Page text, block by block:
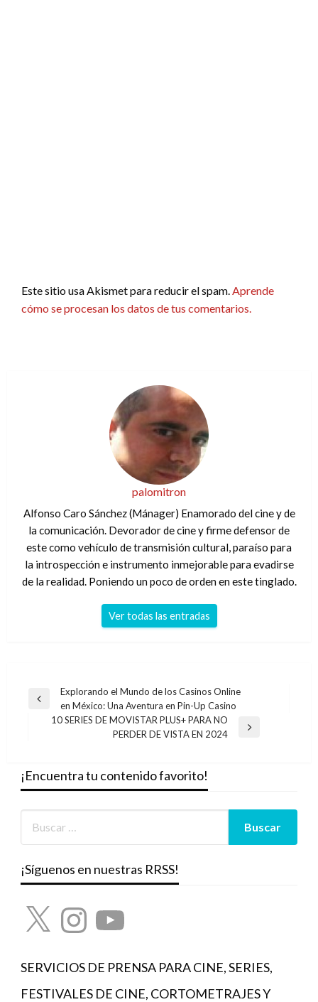
Este sitio usa Akismet para reducir el spam. Aprende
cómo se procesan los datos de tus comentarios.
palomitron
Alfonso Caro Sánchez (Mánager) Enamorado del cine y de
la comunicación. Devorador de cine y firme defensor de
este como vehículo de transmisión cultural, paraíso para
la introspección e instrumento inmejorable para evadirse
de la realidad. Poniendo un poco de orden en este tinglado.
Ver todas las entradas
Navegación
Entrada
anterior
Explorando el Mundo de los Casinos Online
en México: Una Aventura en Pin-Up Casino
10 SERIES DE MOVISTAR PLUS+ PARA NO
PERDER DE VISTA EN 2024
¡Encuentra tu contenido favorito!
¡Síguenos en nuestras RRSS!
X InstagramYouTube
SERVICIOS DE PRENSA PARA CINE, SERIES,
FESTIVALES DE CINE, CORTOMETRAJES Y